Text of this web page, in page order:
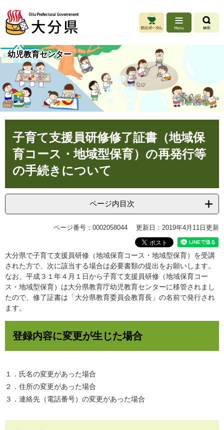
ジ
先
頭
。
ュ
を
飛
て
本
文
へ
幼児教育センター
子育て支援員研修修了証書（地域保
育コース・地域型保育）の再発行等
の手続きについて
ページ内目次
ページ番号：0002058044 更新日：2019年4月11日更新
大分県で子育て支援員研修（地域保育コース・地域型保育）を受講
された方で、次に該当する場合は必要書類の提出をお願いします。
なお、平成３１年４月１日から子育て支援員研修（地域保育コー
ス・地域型保育）は大分県教育庁幼児教育センターに移管されまし
たので、修了証書は「大分県教育委員会教育長」の名前で発行され
ます。
登録内容に変更が生じた場合
１．氏名の変更があった場合
２．住所の変更があった場合
３．連絡先（電話番号）の変更があった場合